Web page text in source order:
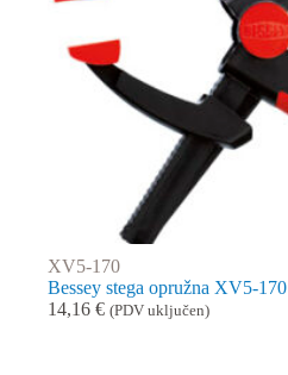
XV5-170
Bessey stega opružna XV5-170
14,16 € (PDV uključen)